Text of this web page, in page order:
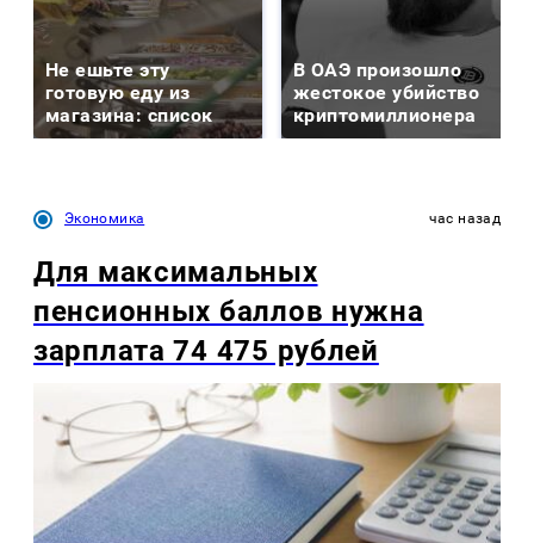
Не ешьте эту
готовую еду из
магазина: список
В ОАЭ произошло
жестокое убийство
криптомиллионера
Экономика час назад
Для максимальных
пенсионных баллов нужна
зарплата 74 475 рублей